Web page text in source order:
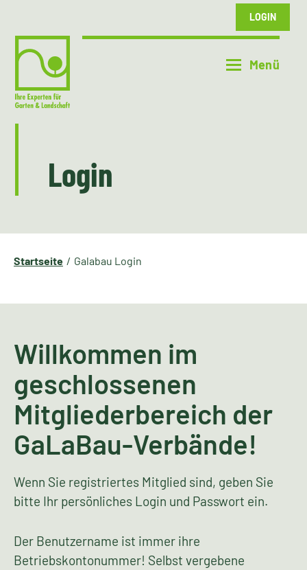
LOGIN
Login
Startseite Galabau Login
Willkommen im
geschlossenen
Mitgliederbereich der
GaLaBau-Verbände!
Wenn Sie registriertes Mitglied sind, geben Sie
bitte Ihr persönliches Login und Passwort ein.
Der Benutzername ist immer ihre
Betriebskontonummer! Selbst vergebene